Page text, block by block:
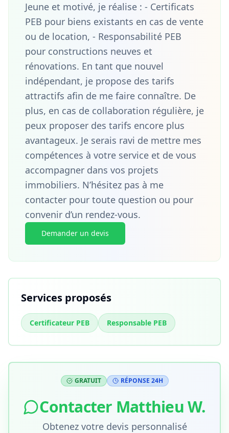
Jeune et motivé, je réalise : - Certificats
PEB pour biens existants en cas de vente
ou de location, - Responsabilité PEB
pour constructions neuves et
rénovations. En tant que nouvel
indépendant, je propose des tarifs
attractifs afin de me faire connaître. De
plus, en cas de collaboration régulière, je
peux proposer des tarifs encore plus
avantageux. Je serais ravi de mettre mes
compétences à votre service et de vous
accompagner dans vos projets
immobiliers. N’hésitez pas à me
contacter pour toute question ou pour
convenir d’un rendez-vous.
Demander un devis
Services proposés
Certificateur PEB Responsable PEB
GRATUIT RÉPONSE 24H
Contacter Matthieu W.
Obtenez votre devis personnalisé